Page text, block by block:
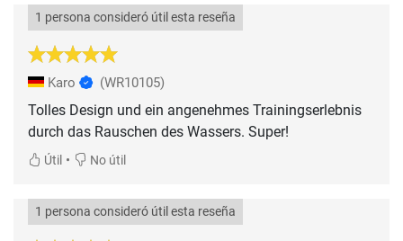
1 persona consideró útil esta reseña
Karo (WR10105)
Tolles Design und ein angenehmes Trainingserlebnis
durch das Rauschen des Wassers. Super!
Útil • No útil
1 persona consideró útil esta reseña